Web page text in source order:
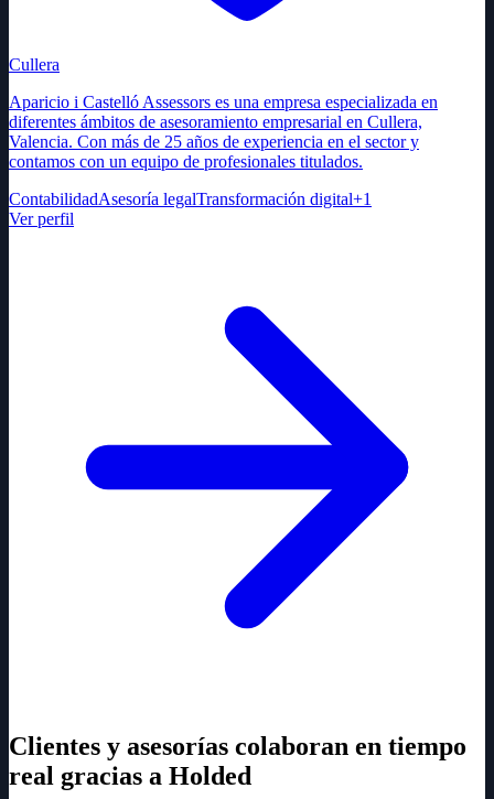
Cullera
Aparicio i Castelló Assessors es una empresa especializada en
diferentes ámbitos de asesoramiento empresarial en Cullera,
Valencia. Con más de 25 años de experiencia en el sector y
contamos con un equipo de profesionales titulados.
ContabilidadAsesoría legalTransformación digital+1
Ver perfil
Clientes y asesorías colaboran en tiempo
real gracias a Holded